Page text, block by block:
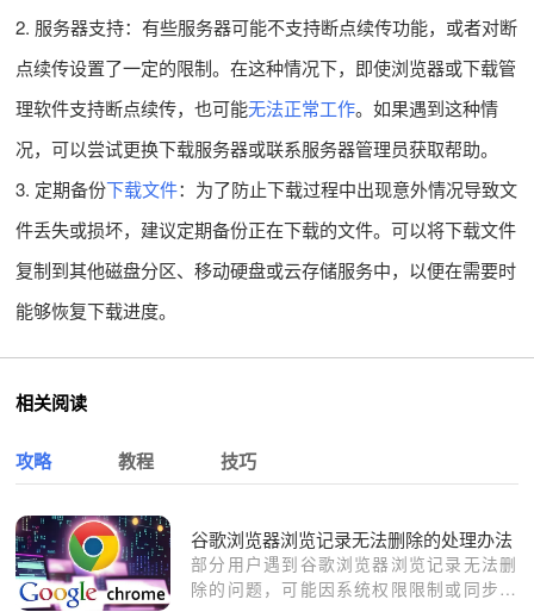
2. 服务器支持：有些服务器可能不支持断点续传功能，或者对断
点续传设置了一定的限制。在这种情况下，即使浏览器或下载管
理软件支持断点续传，也可能无法正常工作。如果遇到这种情
况，可以尝试更换下载服务器或联系服务器管理员获取帮助。
3. 定期备份下载文件：为了防止下载过程中出现意外情况导致文
件丢失或损坏，建议定期备份正在下载的文件。可以将下载文件
复制到其他磁盘分区、移动硬盘或云存储服务中，以便在需要时
能够恢复下载进度。
相关阅读
攻略 教程 技巧
谷歌浏览器浏览记录无法删除的处理办法
部分用户遇到谷歌浏览器浏览记录无法删
除的问题，可能因系统权限限制或同步设